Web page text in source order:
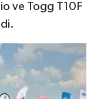
ve Togg T10F